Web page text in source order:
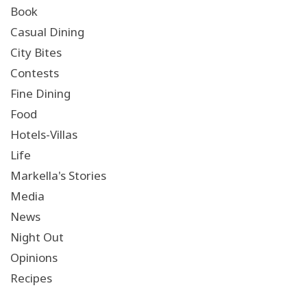
Book
Casual Dining
City Bites
Contests
Fine Dining
Food
Hotels-Villas
Life
Markella's Stories
Media
News
Night Out
Opinions
Recipes